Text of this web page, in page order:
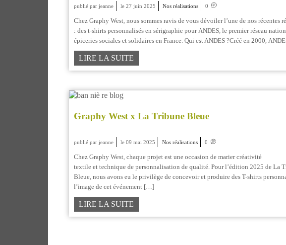
publié par jeanne le 27 juin 2025 Nos réalisations 0
Chez Graphy West, nous sommes ravis de vous dévoiler l’une de nos récentes
: des t-shirts personnalisés en sérigraphie pour ANDES, le premier réseau
épiceries sociales et solidaires en France. Qui est ANDES ?Créé en 2000,
LIRE LA SUITE
Graphy West x La Tribune Bleue
publié par jeanne le 09 mai 2025 Nos réalisations 0
Chez Graphy West, chaque projet est une occasion de marier créativité
textile et technique de personnalisation de qualité. Pour l’édition 2025 de La
Bleue, nous avons eu le privilège de concevoir et produire des T-shirts
l’image de cet événement […]
LIRE LA SUITE